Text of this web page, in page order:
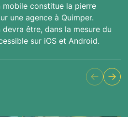
mobile constitue la pierre
une agence à Quimper.
devra être, dans la mesure du
sur iOS et Android.